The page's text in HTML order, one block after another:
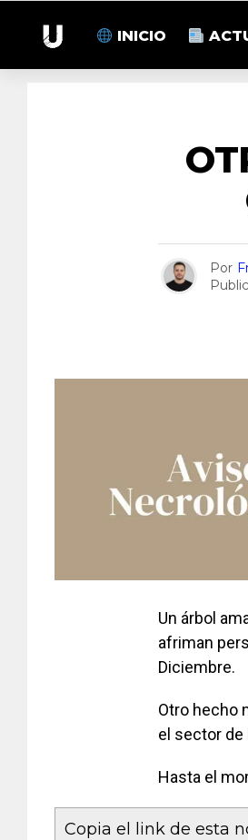
INICIO
Por
Un árbol
afriman
Diciembre.
Otro hecho
el sector de
Hasta el
Copia el link de esta